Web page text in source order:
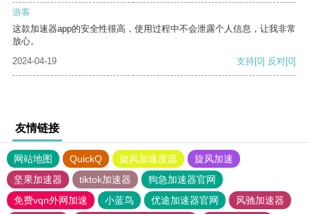
游客
这款加速器app的安全性很高，使用过程中不会泄露个人信息，让我非常
放心。
2024-04-19
支持[0] 反对[0]
友情链接
网站地图 QuickQ 旋风加速度器
旋风加速
坚果加速器
tiktok加速器
狗急加速器官网
免费vqn外网加速
小蓝鸟 优途加速器官网
风驰加速器